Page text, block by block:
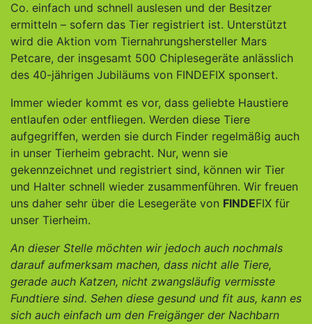
Co. einfach und schnell auslesen und der Besitzer
ermitteln – sofern das Tier registriert ist. Unterstützt
wird die Aktion vom Tiernahrungshersteller Mars
Petcare, der insgesamt 500 Chiplesegeräte anlässlich
des 40-jährigen Jubiläums von FINDEFIX sponsert.
Immer wieder kommt es vor, dass geliebte Haustiere
entlaufen oder entfliegen. Werden diese Tiere
aufgegriffen, werden sie durch Finder regelmäßig auch
in unser Tierheim gebracht. Nur, wenn sie
gekennzeichnet und registriert sind, können wir Tier
und Halter schnell wieder zusammenführen. Wir freuen
uns daher sehr über die Lesegeräte von FINDEFIX für
unser Tierheim.
An dieser Stelle möchten wir jedoch auch nochmals
darauf aufmerksam machen, dass nicht alle Tiere,
gerade auch Katzen, nicht zwangsläufig vermisste
Fundtiere sind. Sehen diese gesund und fit aus, kann es
sich auch einfach um den Freigänger der Nachbarn